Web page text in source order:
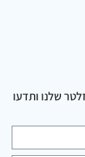
שלנו ותדעו